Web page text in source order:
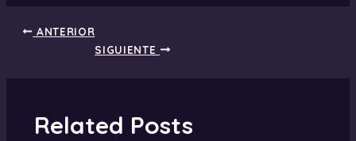
ANTERIOR
SIGUIENTE
Related Posts